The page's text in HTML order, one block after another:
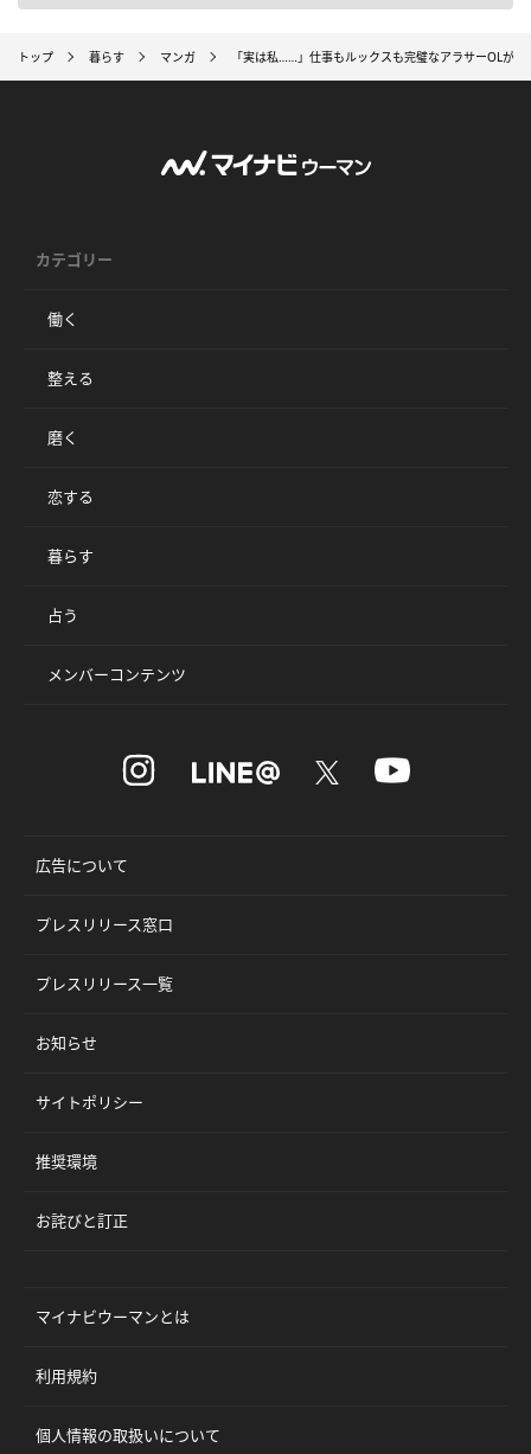
トップ 暮らす マンガ 「実は私……」仕事もルックスも完璧なアラサーOLが
カテゴリー
働く
整える
磨く
恋する
暮らす
占う
メンバーコンテンツ
広告について
プレスリリース窓口
プレスリリース一覧
お知らせ
サイトポリシー
推奨環境
お詫びと訂正
マイナビウーマンとは
利用規約
個人情報の取扱いについて